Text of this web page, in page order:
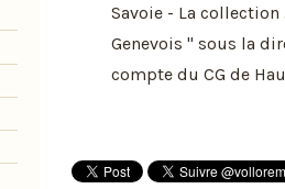
Savoie - La
Genevois " sous la
compte du CG de